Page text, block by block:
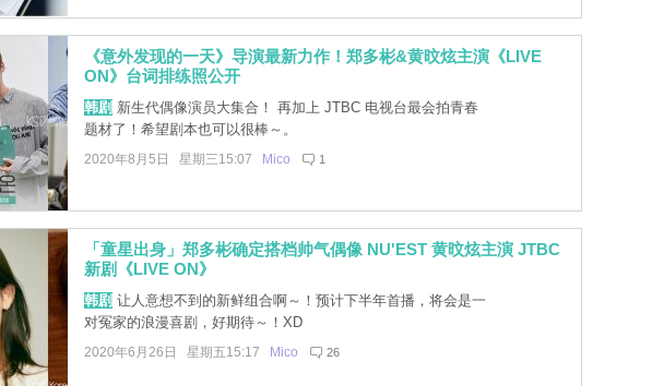
《意外发现的一天》导演最新力作！郑多彬&黄旼炫主演《LIVE
ON》台词排练照公开
韩剧 新生代偶像演员大集合！ 再加上 JTBC 电视台最会拍青春
题材了！希望剧本也可以很棒～。
2020年8月5日 星期三15:07 Mico 1
「童星出身」郑多彬确定搭档帅气偶像 NU'EST 黄旼炫主演 JTBC
新剧《LIVE ON》
韩剧 让人意想不到的新鲜组合啊～！预计下半年首播，将会是一
对冤家的浪漫喜剧，好期待～！XD
2020年6月26日 星期五15:17 Mico 26